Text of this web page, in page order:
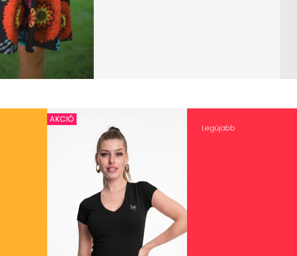
AKCIÓ
Legújabb